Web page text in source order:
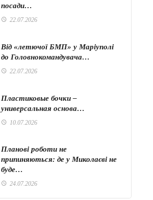
посади…
22.07.2026
Від «летючої БМП» у Маріуполі
до Головнокомандувача…
22.07.2026
Пластиковые бочки –
универсальная основа…
10.07.2026
Планові роботи не
припиняються: де у Миколаєві не
буде…
24.07.2026